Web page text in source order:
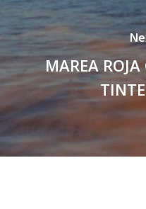
MAREA